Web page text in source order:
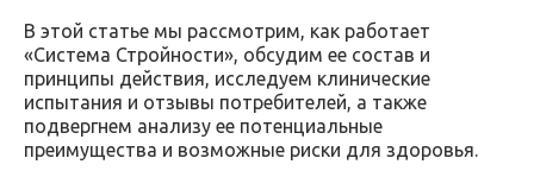
В этой статье мы рассмотрим, как работает
«Система Стройности», обсудим ее состав и
принципы действия, исследуем клинические
испытания и отзывы потребителей, а также
подвергнем анализу ее потенциальные
преимущества и возможные риски для здоровья.